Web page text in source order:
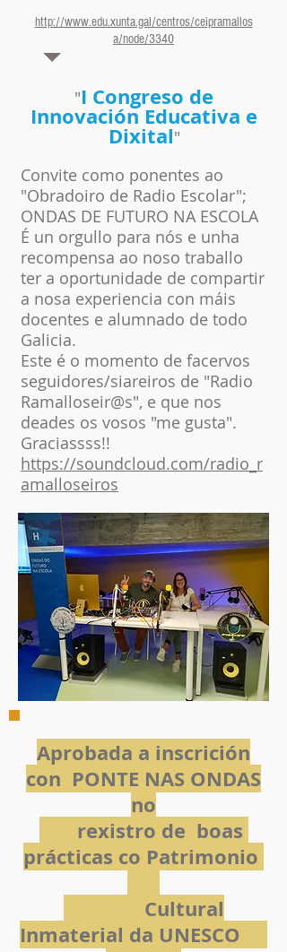
http://www.edu.xunta.gal/centros/ceipramallos
a/node/3340
"I Congreso de
Innovación Educativa e
Dixital"
Convite como ponentes ao
"Obradoiro de Radio Escolar";
ONDAS DE FUTURO NA ESCOLA
É un orgullo para nós e unha
recompensa ao noso traballo
ter a oportunidade de compartir
a nosa experiencia con máis
docentes e alumnado de todo
Galicia.
Este é o momento de facervos
seguidores/siareiros de "Radio
Ramalloseir@s", e que nos
deades os vosos "me gusta".
Graciassss!!
https://soundcloud.com/radio_r
amalloseiros
Aprobada a inscrición
con PONTE NAS ONDAS
no
rexistro de boas
prácticas co Patrimonio
Cultural
Inmaterial da UNESCO